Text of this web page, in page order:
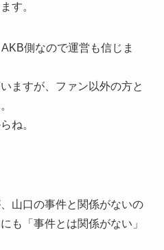
す。
側なので運営も信じま
ますが、ファン以外の方と
ね。
山口の事件と関係がないの
も「事件とは関係がない」